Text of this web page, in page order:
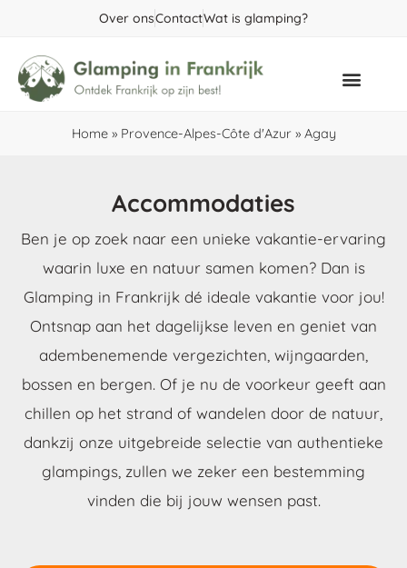
Over onsContactWat is glamping?
Home» Provence-Alpes-Côte d'Azur » Agay
Accommodaties
Ben je op zoek naar een unieke vakantie-ervaring
waarin luxe en natuur samen komen? Dan is
Glamping in Frankrijk dé ideale vakantie voor jou!
Ontsnap aan het dagelijkse leven en geniet van
adembenemende vergezichten, wijngaarden,
bossen en bergen. Of je nu de voorkeur geeft aan
chillen op het strand of wandelen door de natuur,
dankzij onze uitgebreide selectie van authentieke
glampings, zullen we zeker een bestemming
vinden die bij jouw wensen past.